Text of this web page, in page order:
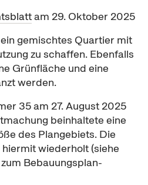
am 29. Oktober 2025
gemischtes Quartier mit
zu schaffen. Ebenfalls
Grünfläche und eine
werden.
35 am 27. August 2025
beinhaltete eine
des Plangebiets. Die
wiederholt (siehe
Bebauungsplan-